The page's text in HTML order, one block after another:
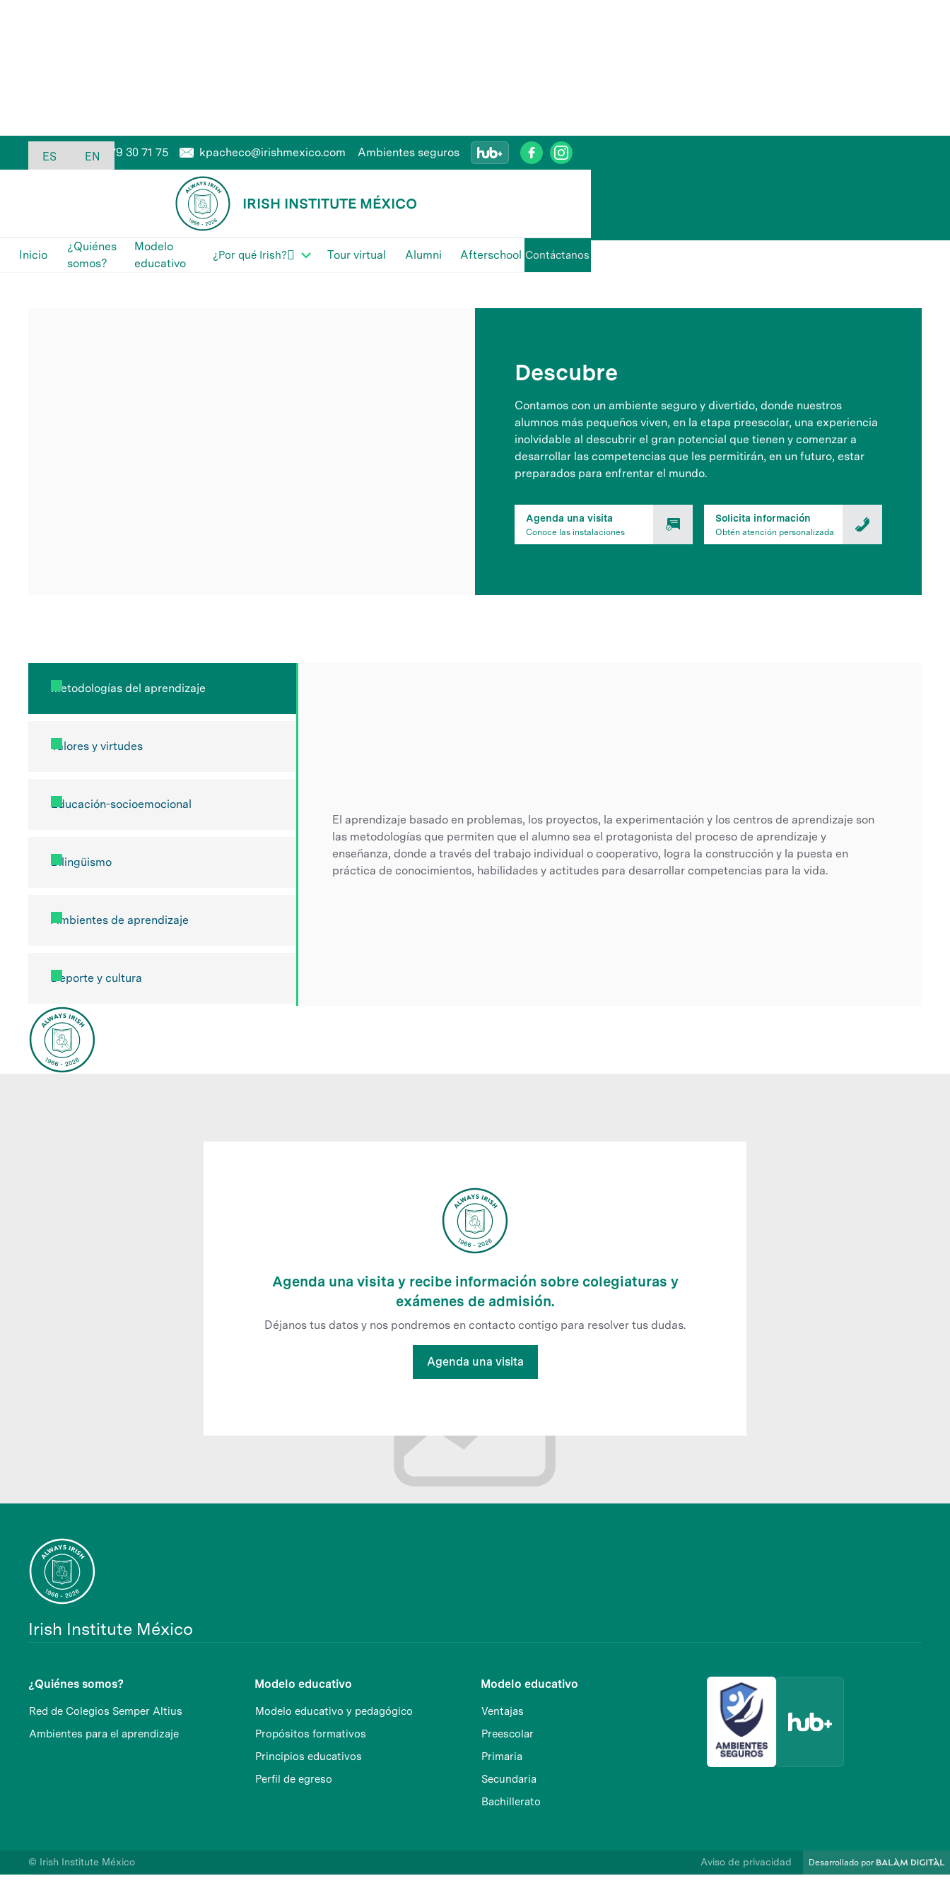
Admisiones55 79 30 71 75 kpacheco@irishmexico.com Ambientes seguros
ES EN
IRISH INSTITUTE MÉXICO
Inicio
¿Quiénes
somos?
Modelo
educativo
¿Por qué Irish? Tour virtual Alumni Afterschool Contáctanos
PREESCOLAR
Descubre
Contamos con un ambiente seguro y divertido, donde nuestros
alumnos más pequeños viven, en la etapa preescolar, una experiencia
inolvidable al descubrir el gran potencial que tienen y comenzar a
desarrollar las competencias que les permitirán, en un futuro, estar
preparados para enfrentar el mundo.
Agenda una visita
Conoce las instalaciones
Solicita información
Obtén atención personalizada
Metodologías del aprendizaje
Valores y virtudes
Educación-socioemocional
Bilingüismo
Ambientes de aprendizaje
Deporte y cultura
El aprendizaje basado en problemas, los proyectos, la experimentación y los centros de aprendizaje son
las metodologías que permiten que el alumno sea el protagonista del proceso de aprendizaje y
enseñanza, donde a través del trabajo individual o cooperativo, logra la construcción y la puesta en
práctica de conocimientos, habilidades y actitudes para desarrollar competencias para la vida.
Agenda una visita y recibe información sobre colegiaturas y
exámenes de admisión.
Déjanos tus datos y nos pondremos en contacto contigo para resolver tus dudas.
Agenda una visita
Irish Institute México
¿Quiénes somos?
Red de Colegios Semper Altius
Ambientes para el aprendizaje
Modelo educativo
Modelo educativo y pedagógico
Propósitos formativos
Principios educativos
Perfil de egreso
Modelo educativo
Ventajas
Preescolar
Primaria
Secundaria
Bachillerato
© Irish Institute México Aviso de privacidad Desarrollado por